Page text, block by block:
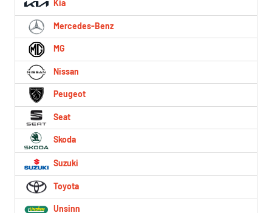
Kia
Mercedes-Benz
MG
Nissan
Peugeot
Seat
Skoda
Suzuki
Toyota
Unsinn